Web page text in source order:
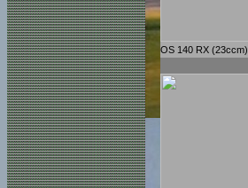
OS 140 RX (23ccm)